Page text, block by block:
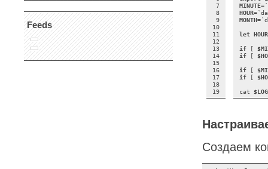
Feeds
7
8
9
10
11
12
13
14
15
16
17
18
19
MINUTE=`
HOUR=`
MONTH=`
let HOUR
if
[
if
[
if
[
if
[
cat
Создаем